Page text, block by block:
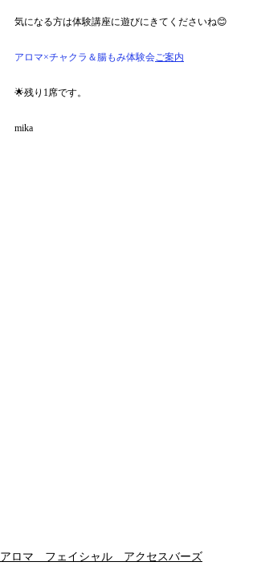
気になる方は体験講座に遊びにきてくださいね😊
アロマ×チャクラ＆腸もみ体験会ご案内
🌟残り1席です。
mika
アロマ フェイシャル アクセスバーズ